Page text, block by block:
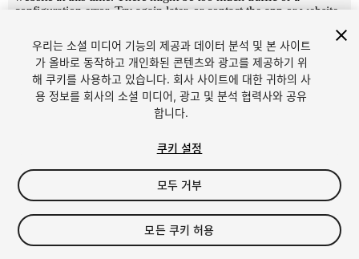
1/21
$10
세금/부가세는 결제 시 반영됩니다.
우리는 소셜 미디어 기능의 제공과 데이터 분석 및 본 사이트
가 올바로 동작하고 개인화된 콘텐츠와 광고를 제공하기 위
해 쿠키를 사용하고 있습니다. 회사 사이트에 대한 귀하의 사
용 정보를 회사의 소셜 미디어, 광고 및 분석 협력사와 공유
합니다.
쿠키 설정
모두 거부
모든 쿠키 허용